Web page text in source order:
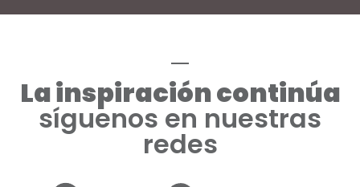
La inspiración continúa
síguenos en nuestras
redes